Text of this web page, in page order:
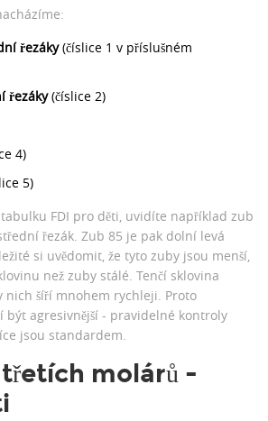
řezáky(číslice 1 v příslušném
řezáky(číslice 2)
4)
5)
FDI pro děti, uvidíte například zub
řezák. Zub 85 je pak dolní levá
si uvědomit, že tyto zuby jsou menší,
než zuby stálé. Tenčí sklovina
nich šíří mnohem rychleji. Proto
být agresivnější - pravidelné kontroly
jsou standardem.
molárů -